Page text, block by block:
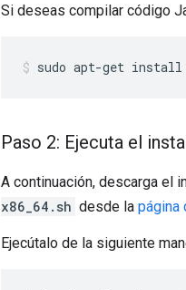
Si deseas compilar código
sudo apt-get install
Paso 2: Ejecuta el
A continuación, descarga el
x86_64.sh desde la página
Ejecútalo de la siguiente